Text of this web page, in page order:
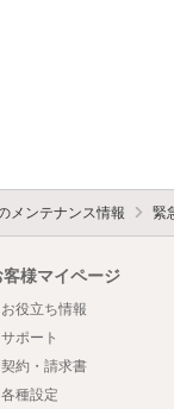
メンテナンス情報 緊
客様マイページ
お役立ち情報
サポート
契約・請求書
各種設定